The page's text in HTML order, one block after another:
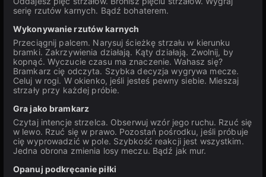
serię rzutów karnych. Bądź bohaterem.
Wykonywanie rzutów karnych
Przeciągnij palcem. Narysuj ścieżkę strzału w kierunku
bramki. Zakrzywienia działają. Kąty działają. Zwolnij, by
kopnąć. Wyczucie czasu ma znaczenie. Wahasz się?
Bramkarz cię odczyta. Szybka decyzja wygrywa mecze.
Celuj w rogi. W okienko, jeśli jesteś pewny siebie. Mieszaj
strzały przy każdej próbie.
Gra jako bramkarz
Czytaj intencje strzelca. Obserwuj wzór jego ruchu. Rzuć się
w lewo. Rzuć się w prawo. Pozostań pośrodku, jeśli próbuje
cię wyprowadzić w pole. Szybkość reakcji jest wszystkim.
Jedna obrona zmienia losy meczu. Bądź jak mur.
Opanuj podkręcanie piłki